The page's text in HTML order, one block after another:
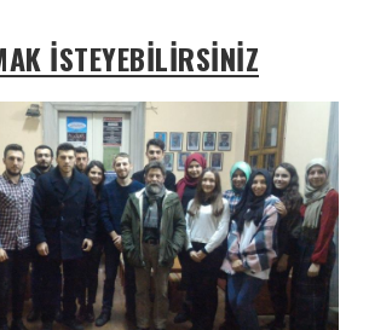
İSTEYEBİLİRSİNİZ